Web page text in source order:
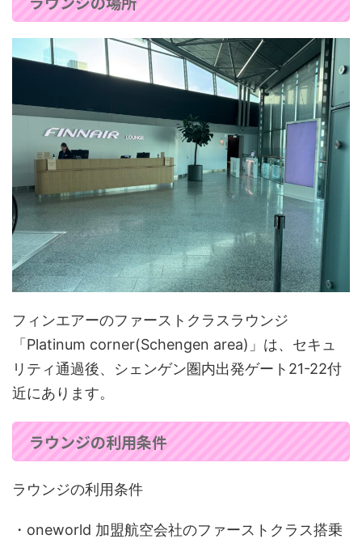
フィンエアーのファーストクラスラウンジ
「Platinum corner(Schengen area)」は、セキュ
リティ通過後、シェンゲン圏内出発ゲート21-22付
近にあります。
ラウンジの利用条件
ラウンジの利用条件
・oneworld 加盟航空会社のファーストクラス搭乗